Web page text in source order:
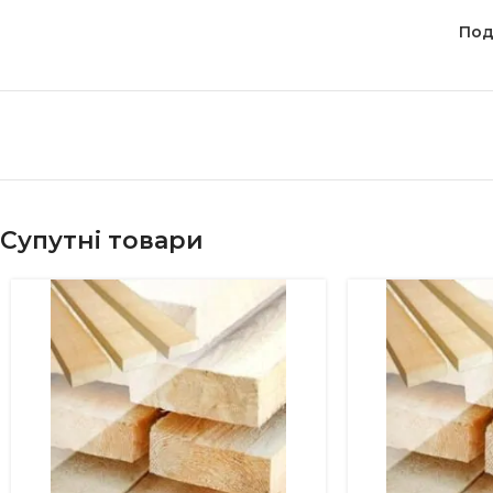
Супутні товари